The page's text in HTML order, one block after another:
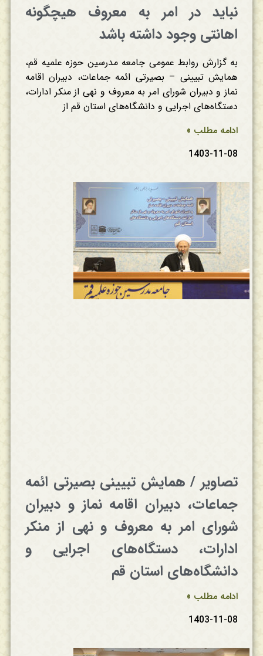
نباید در امر به معروف هیچگونه
اهانتی وجود داشته باشد
به گزارش روابط عمومی جامعه مدرسین حوزه علمیه قم،
همایش تبیینی – بصیرتی ائمه جماعات، دبیران اقامه
نماز و دبیران شورای امر به معروف و نهی از منکر ادارات،
دستگاه‌های اجرایی و دانشگاه‌های استان قم از
ادامه مطلب »
1403-11-08
تصاویر / همایش تبیینی بصیرتی ائمه
جماعات، دبیران اقامه نماز و دبیران
شورای امر به معروف و نهی از منکر
ادارات، دستگاه‌های اجرایی و
دانشگاه‌های استان قم
ادامه مطلب »
1403-11-08